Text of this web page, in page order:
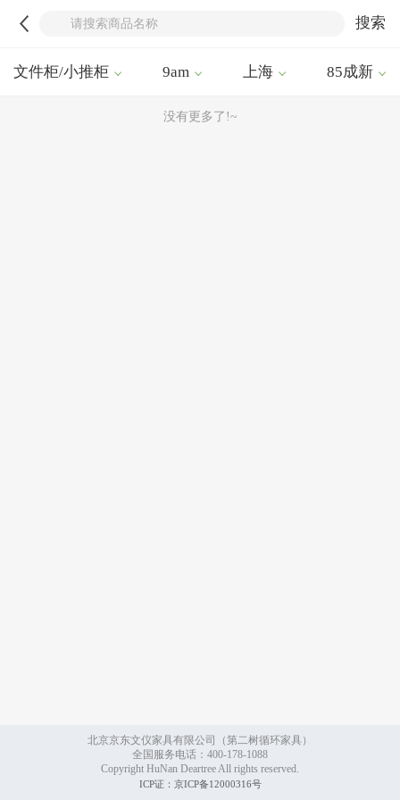
搜索
文件柜/小推柜 9am 上海 85成新
没有更多了!~
北京京东文仪家具有限公司（第二树循环家具）
全国服务电话：400-178-1088
Copyright HuNan Deartree All rights reserved.
ICP证：京ICP备12000316号